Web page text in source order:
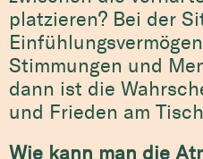
platzieren? Bei der
Stimmungen und
dann ist die
und Frieden am
Wie kann man die